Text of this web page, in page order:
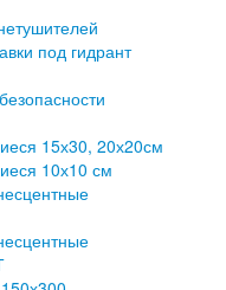
под гидрант
15х30, 20х20см
10х10 см